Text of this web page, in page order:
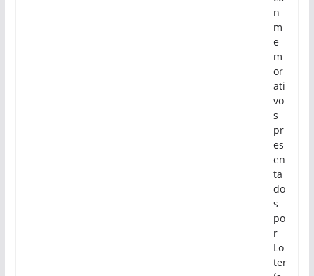
n
m
e
m
or
ati
vo
s
pr
es
en
ta
do
s
po
r
Lo
ter